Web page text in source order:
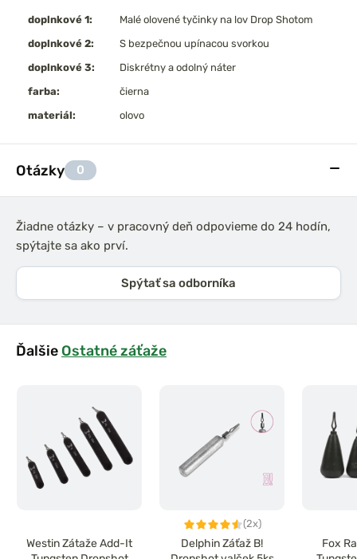
doplnkové 1:
Malé olovené tyčinky na lov Drop Shotom
doplnkové 2:
S bezpečnou upínacou svorkou
doplnkové 3:
Diskrétny a odolný náter
farba:
čierna
materiál:
olovo
Otázky 0
Žiadne otázky – v pracovný deň odpovieme do 24 hodín,
spýtajte sa ako prví.
Spýtať sa odborníka
Ďalšie Ostatné záťaže
Westin Zátaže Add-It
(2x)
Delphin Záťaž B!
Fox